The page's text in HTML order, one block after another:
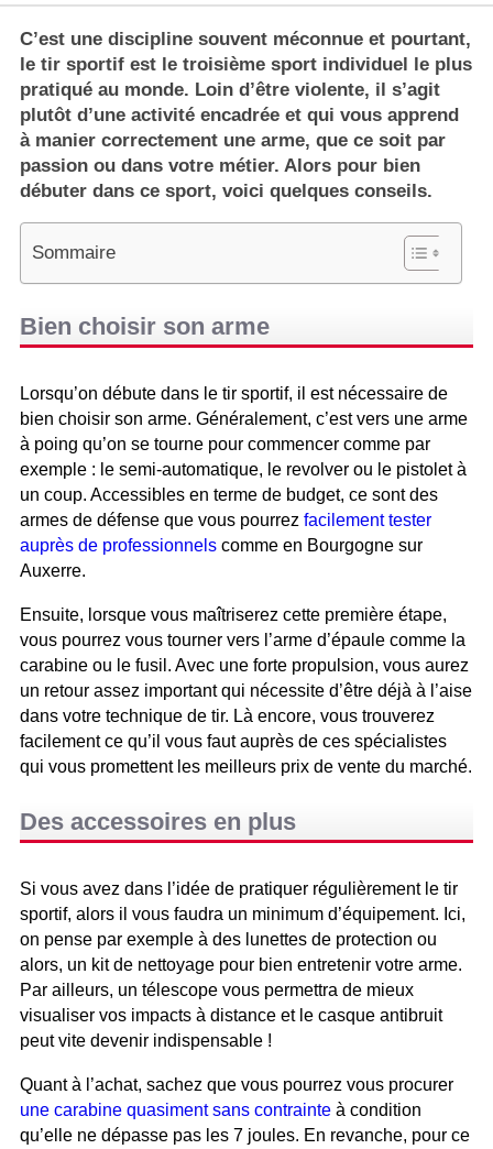
C’est une discipline souvent méconnue et pourtant,
le tir sportif est le troisième sport individuel le plus
pratiqué au monde. Loin d’être violente, il s’agit
plutôt d’une activité encadrée et qui vous apprend
à manier correctement une arme, que ce soit par
passion ou dans votre métier. Alors pour bien
débuter dans ce sport, voici quelques conseils.
Sommaire
Bien choisir son arme
Lorsqu’on débute dans le tir sportif, il est nécessaire de
bien choisir son arme. Généralement, c’est vers une arme
à poing qu’on se tourne pour commencer comme par
exemple : le semi-automatique, le revolver ou le pistolet à
un coup. Accessibles en terme de budget, ce sont des
armes de défense que vous pourrez facilement tester
auprès de professionnels comme en Bourgogne sur
Auxerre.
Ensuite, lorsque vous maîtriserez cette première étape,
vous pourrez vous tourner vers l’arme d’épaule comme la
carabine ou le fusil. Avec une forte propulsion, vous aurez
un retour assez important qui nécessite d’être déjà à l’aise
dans votre technique de tir. Là encore, vous trouverez
facilement ce qu’il vous faut auprès de ces spécialistes
qui vous promettent les meilleurs prix de vente du marché.
Des accessoires en plus
Si vous avez dans l’idée de pratiquer régulièrement le tir
sportif, alors il vous faudra un minimum d’équipement. Ici,
on pense par exemple à des lunettes de protection ou
alors, un kit de nettoyage pour bien entretenir votre arme.
Par ailleurs, un télescope vous permettra de mieux
visualiser vos impacts à distance et le casque antibruit
peut vite devenir indispensable !
Quant à l’achat, sachez que vous pourrez vous procurer
une carabine quasiment sans contrainte à condition
qu’elle ne dépasse pas les 7 joules. En revanche, pour ce